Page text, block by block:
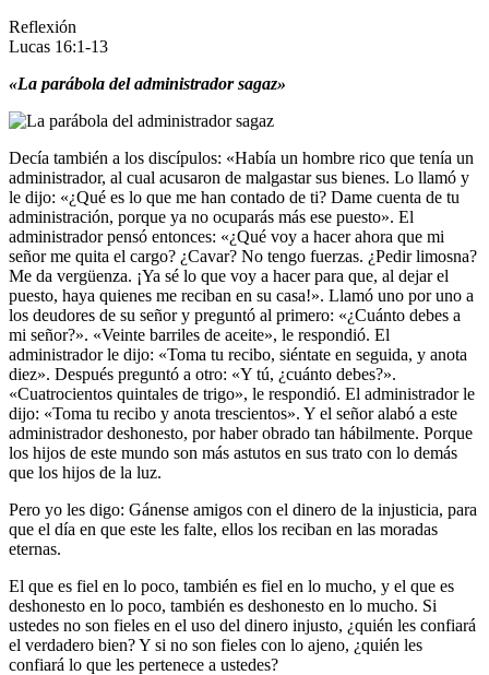
Reflexión
Lucas 16:1-13
«La parábola del administrador sagaz»
Decía también a los discípulos: «Había un hombre rico que tenía un
administrador, al cual acusaron de malgastar sus bienes. Lo llamó y
le dijo: «¿Qué es lo que me han contado de ti? Dame cuenta de tu
administración, porque ya no ocuparás más ese puesto». El
administrador pensó entonces: «¿Qué voy a hacer ahora que mi
señor me quita el cargo? ¿Cavar? No tengo fuerzas. ¿Pedir limosna?
Me da vergüenza. ¡Ya sé lo que voy a hacer para que, al dejar el
puesto, haya quienes me reciban en su casa!». Llamó uno por uno a
los deudores de su señor y preguntó al primero: «¿Cuánto debes a
mi señor?». «Veinte barriles de aceite», le respondió. El
administrador le dijo: «Toma tu recibo, siéntate en seguida, y anota
diez». Después preguntó a otro: «Y tú, ¿cuánto debes?».
«Cuatrocientos quintales de trigo», le respondió. El administrador le
dijo: «Toma tu recibo y anota trescientos». Y el señor alabó a este
administrador deshonesto, por haber obrado tan hábilmente. Porque
los hijos de este mundo son más astutos en sus trato con lo demás
que los hijos de la luz.
Pero yo les digo: Gánense amigos con el dinero de la injusticia, para
que el día en que este les falte, ellos los reciban en las moradas
eternas.
El que es fiel en lo poco, también es fiel en lo mucho, y el que es
deshonesto en lo poco, también es deshonesto en lo mucho. Si
ustedes no son fieles en el uso del dinero injusto, ¿quién les confiará
el verdadero bien? Y si no son fieles con lo ajeno, ¿quién les
confiará lo que les pertenece a ustedes?